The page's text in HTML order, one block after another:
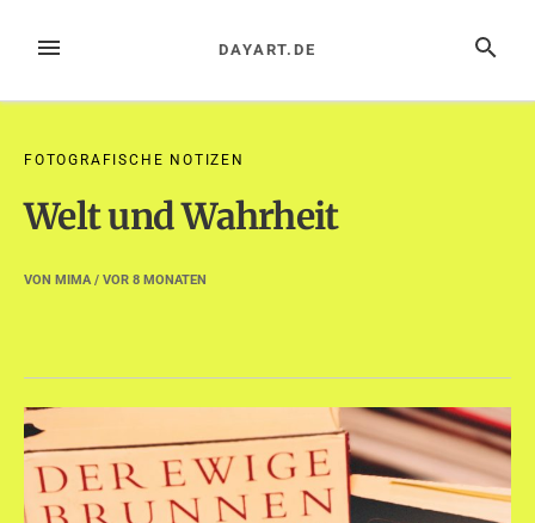
InhaltMENÜ SUCHE
DAYART.DE
FOTOGRAFISCHE NOTIZEN
Welt und Wahrheit
VON MIMA/ VOR 8 MONATEN